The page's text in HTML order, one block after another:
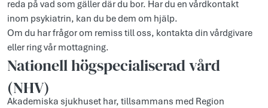
reda på vad som gäller där du bor. Har du en vårdkontakt
inom psykiatrin, kan du be dem om hjälp.
Om du har frågor om remiss till oss, kontakta din vårdgivare
eller ring vår mottagning.
Nationell högspecialiserad vård
(NHV)
Akademiska sjukhuset har, tillsammans med Region